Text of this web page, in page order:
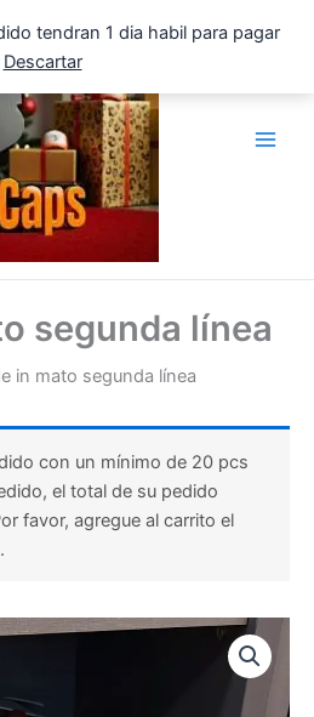
tendran 1 dia habil para pagar
Descartar
segunda línea
in mato segunda línea
con un mínimo de 20 pcs
el total de su pedido
favor, agregue al carrito el